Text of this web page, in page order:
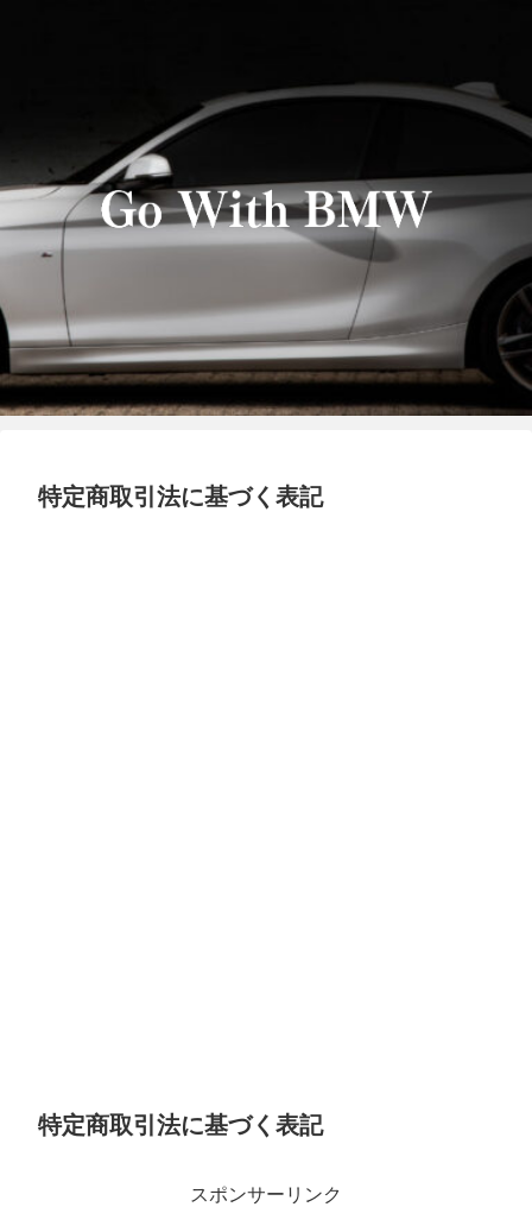
特定商取引法に基づく表記
特定商取引法に基づく表記
スポンサーリンク